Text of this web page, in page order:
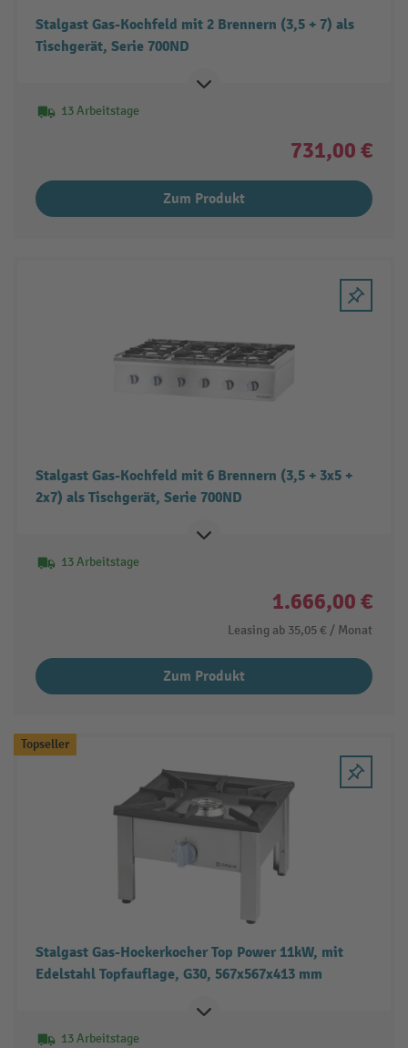
Stalgast Gas-Kochfeld mit 2 Brennern (3,5 + 7) als
Tischgerät, Serie 700ND
13 Arbeitstage
731,00 €
Zum Produkt
Stalgast Gas-Kochfeld mit 6 Brennern (3,5 + 3x5 +
2x7) als Tischgerät, Serie 700ND
13 Arbeitstage
1.666,00 €
Leasing ab 35,05 € / Monat
Zum Produkt
Topseller
Stalgast Gas-Hockerkocher Top Power 11kW, mit
Edelstahl Topfauflage, G30, 567x567x413 mm
13 Arbeitstage